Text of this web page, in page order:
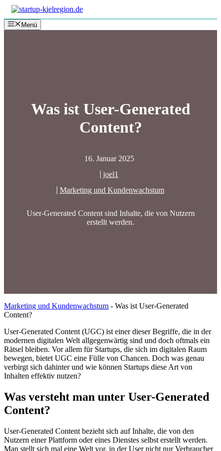
Zum
Inhalt
springenMenü
Was ist User-Generated
Content?
16. Januar 2025
joel1
Marketing und Kundenwachstum
User-Generated Content sind Inhalte, die von Nutzern
erstellt werden.
Marketing und Kundenwachstum - Was ist User-Generated
Content?
User-Generated Content (UGC) ist einer dieser Begriffe, die in der
modernen digitalen Welt allgegenwärtig sind und doch oftmals ein
Rätsel bleiben. Vor allem für Startups, die sich im digitalen Raum
bewegen, bietet UGC eine Fülle von Chancen. Doch was genau
verbirgt sich dahinter und wie können Startups diese Art von
Inhalten effektiv nutzen?
Was versteht man unter User-Generated
Content?
User-Generated Content bezieht sich auf Inhalte, die von den
Nutzern einer Plattform oder eines Dienstes selbst erstellt werden.
Man stellt sich mal eine Welt vor, in der User nicht nur Verbraucher